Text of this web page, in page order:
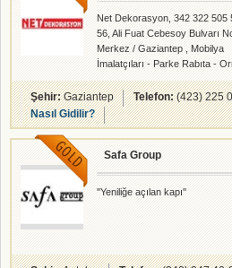
Net Dekorasyon, 342 322 505
56, Ali Fuat Cebesoy Bulvarı
Merkez / Gaziantep , Mobilya
İmalatçıları - Parke Rabıta -
Ürünleri - Dekorasyon -
rehberalem.com alanlarında
gösteren firmamızdır.
Şehir:Gaziantep Telefon:(423) 225
Nasıl Gidilir?
Safa Group
''Yeniliğe açılan kapı''